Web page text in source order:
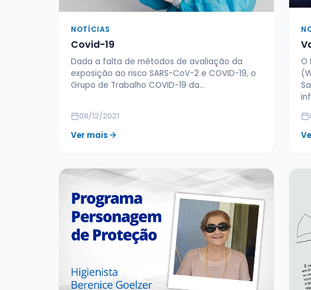
NOTÍCIAS
Covid-19
Dada a falta de métodos de avaliação da
exposição ao risco SARS-CoV-2 e COVID-19, o
Grupo de Trabalho COVID-19 da…
08/12/2021
Ver mais
O